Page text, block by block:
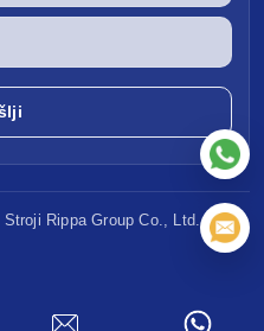
Stroji RippaGroup Co., Ltd.